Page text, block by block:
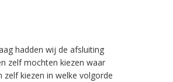
hadden wij de afsluiting
zelf mochten kiezen waar
kiezen in welke volgorde